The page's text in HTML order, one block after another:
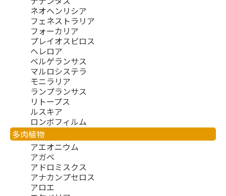
ネオヘンリシア
フェネストラリア
フォーカリア
プレイオスピロス
ヘレロア
ベルゲランサス
マルロシステラ
モニラリア
ランプランサス
リトープス
ルスキア
ロンボフィルム
多肉植物
アエオニウム
アガベ
アドロミスクス
アナカンプセロス
アロエ